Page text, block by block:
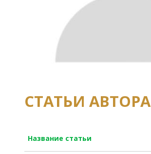
СТАТЬИ АВТОРА
Название статьи